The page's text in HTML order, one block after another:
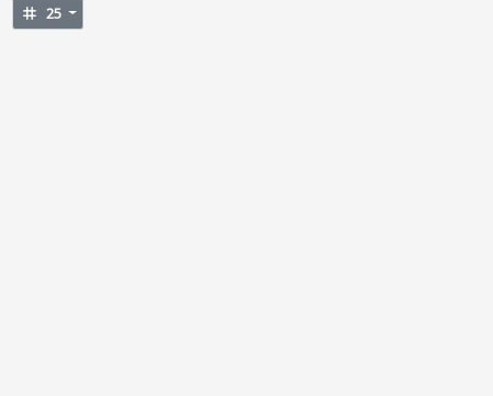
tag 25